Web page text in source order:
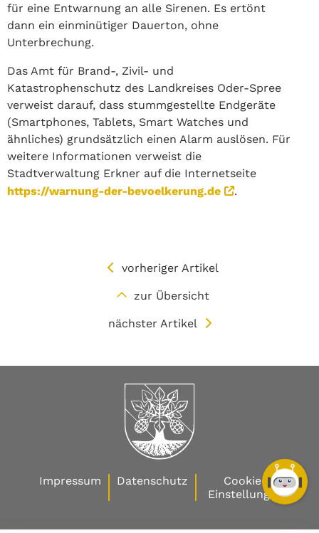
für eine Entwarnung an alle Sirenen. Es ertönt
dann ein einminütiger Dauerton, ohne
Unterbrechung.
Das Amt für Brand-, Zivil- und
Katastrophenschutz des Landkreises Oder-Spree
verweist darauf, dass stummgestellte Endgeräte
(Smartphones, Tablets, Smart Watches und
ähnliches) grundsätzlich einen Alarm auslösen. Für
weitere Informationen verweist die
Stadtverwaltung Erkner auf die Internetseite
https://warnung-der-bevoelkerung.de
.
vorheriger Artikel
zur Übersicht
nächster Artikel
Impressum Datenschutz
Cookie-
Einstellungen